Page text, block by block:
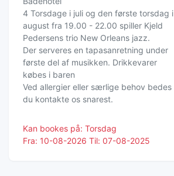
4 Torsdage i juli og den første torsdag i
august fra 19.00 - 22.00 spiller Kjeld
Pedersens trio New Orleans jazz.
Der serveres en tapasanretning under
første del af musikken. Drikkevarer
købes i baren
Ved allergier eller særlige behov bedes
du kontakte os snarest.
Kan bookes på: Torsdag
Fra: 10-08-2026 Til: 07-08-2025